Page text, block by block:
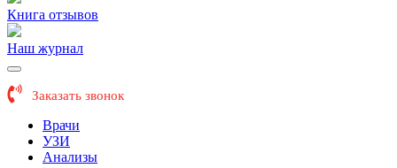
Книга отзывов
Наш журнал
Заказать звонок
Врачи
УЗИ
Анализы